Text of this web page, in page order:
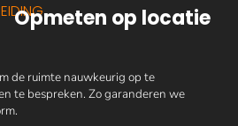
Opmeten op locatie
de ruimte nauwkeurig op te
te bespreken. Zo garanderen we